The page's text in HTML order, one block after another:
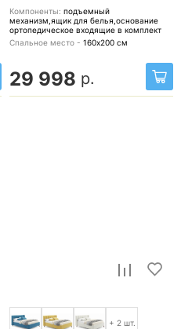
Компоненты: подъемный
механизм,ящик для белья,основание
ортопедическое входящие в комплект
Спальное место - 160х200 см
29 998 р.
+ 2 шт.